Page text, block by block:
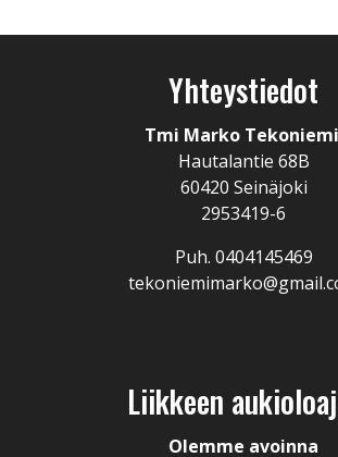
Yhteystiedot
Tmi Marko Tekoniemi
Hautalantie 68B
60420 Seinäjoki
2953419-6
Puh. 0404145469
Liikkeen
Olemme avoinna